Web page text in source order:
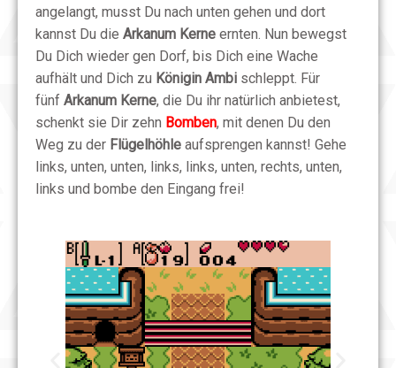
angelangt, musst Du nach unten gehen und dort
kannst Du die Arkanum Kerne ernten. Nun bewegst
Du Dich wieder gen Dorf, bis Dich eine Wache
aufhält und Dich zu Königin Ambi schleppt. Für
fünf Arkanum Kerne, die Du ihr natürlich anbietest,
schenkt sie Dir zehn Bomben, mit denen Du den
Weg zu der Flügelhöhle aufsprengen kannst! Gehe
links, unten, unten, links, links, unten, rechts, unten,
links und bombe den Eingang frei!